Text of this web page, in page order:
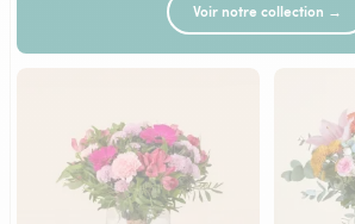
Voir notre collection →